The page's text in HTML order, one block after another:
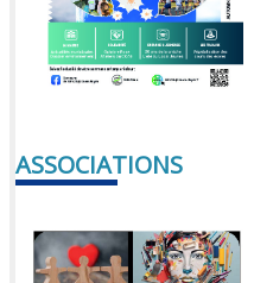
ASSOCIATIONS